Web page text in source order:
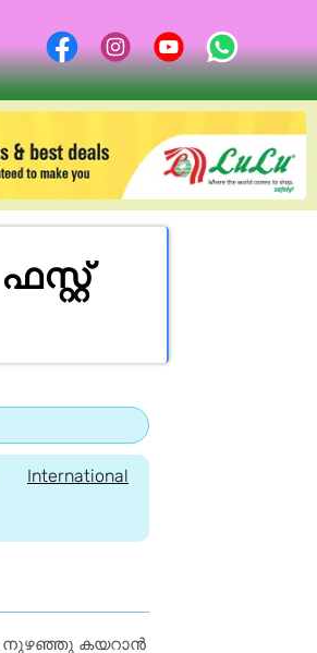
International
നുഴഞ്ഞു കയറാൻ